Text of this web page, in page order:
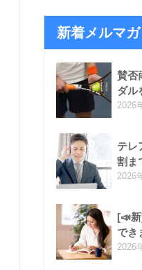
新着メルマガ
賛否
ダル
2026
テレ
割ま
2026
[📣
でき
2026